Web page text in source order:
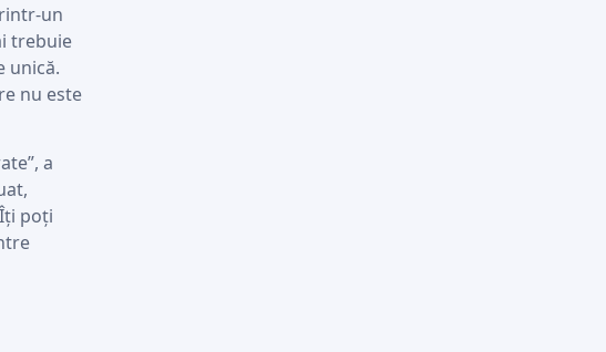
un
trebuie
unică.
nu este
a
poți